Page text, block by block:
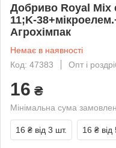
Добриво Royal Mix
11;K-
Агрохімпак
Немає в наявності
Код: 47383
Опт і
16 ₴
Мінімальна сума
16 ₴ від 3 шт. 16 ₴